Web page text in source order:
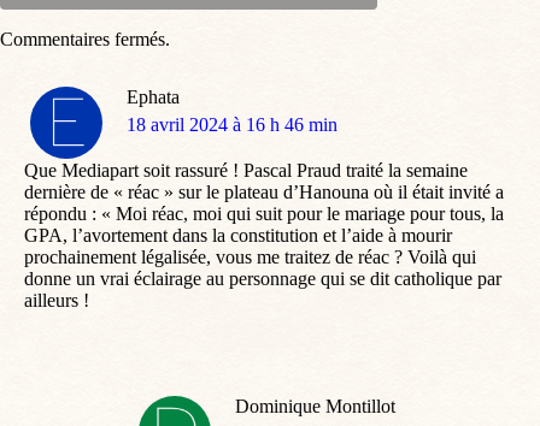
Ephata
dit
18 avril 2024 à 16 h 46 min
Que Mediapart soit rassuré ! Pascal Praud traité la semaine
dernière de « réac » sur le plateau d’Hanouna où il était invité a
répondu : « Moi réac, moi qui suit pour le mariage pour tous, la
GPA, l’avortement dans la constitution et l’aide à mourir
prochainement légalisée, vous me traitez de réac ? Voilà qui
donne un vrai éclairage au personnage qui se dit catholique par
ailleurs !
Dominique Montillot
Commentaires fermés.